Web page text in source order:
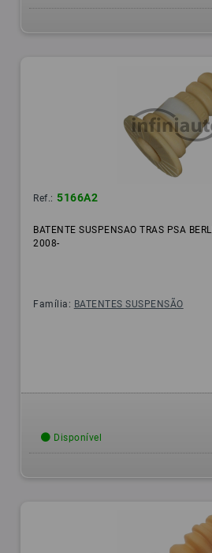
Ref.: 5166A2
BATENTE SUSPENSAO TRAS PSA
2008-
Família: BATENTES SUSPENSÃO
Disponível